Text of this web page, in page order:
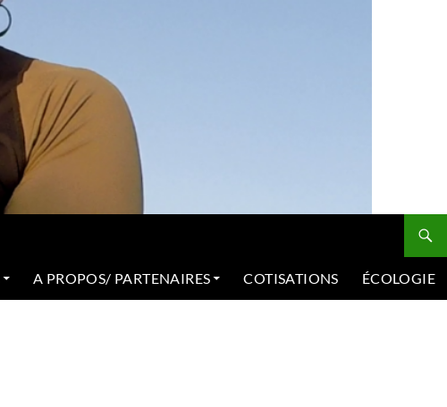
A PROPOS/ PARTENAIRES COTISATIONS ÉCOLOGIE